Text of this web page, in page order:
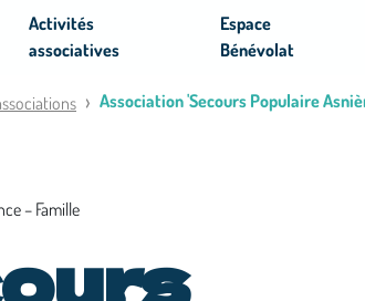
Activités
associatives
Espace
Bénévolat
Association 'Secours Populaire
– Famille